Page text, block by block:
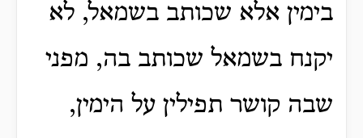
בימין אלא שכותב בשמאל, לא
יקנח בשמאל שכותב בה, מפני
שבה קושר תפילין על הימין,